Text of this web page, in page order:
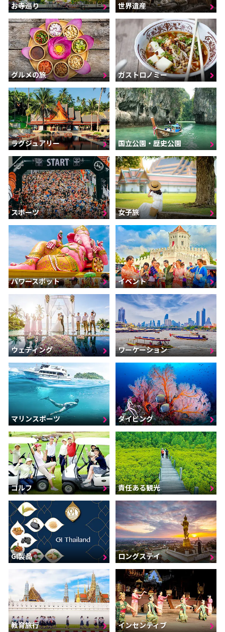
お寺巡り 世界遺産
グルメの旅 ガストロノミー
ラグジュアリー 国立公園・歴史公園
スポーツ 女子旅
パワースポット イベント
ウェディング ワーケーション
マリンスポーツ ダイビング
ゴルフ 責任ある観光
GI製品 ロングステイ
教育旅行 インセンティブ